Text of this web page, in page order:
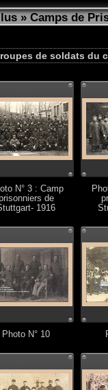
»Camps de
de soldats du
N° 3 : Camp
de
1916
Photo N° 10